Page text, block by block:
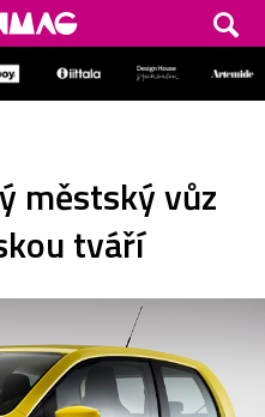
městský vůz
tváří